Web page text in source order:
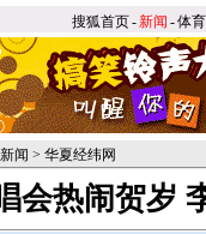
搜狐首页-新闻 -体育
闻 > 华夏经纬网
会热闹贺岁